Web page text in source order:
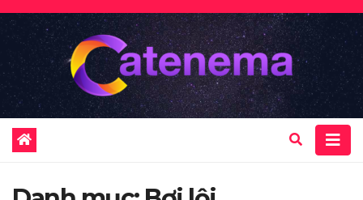
Skip
to
content